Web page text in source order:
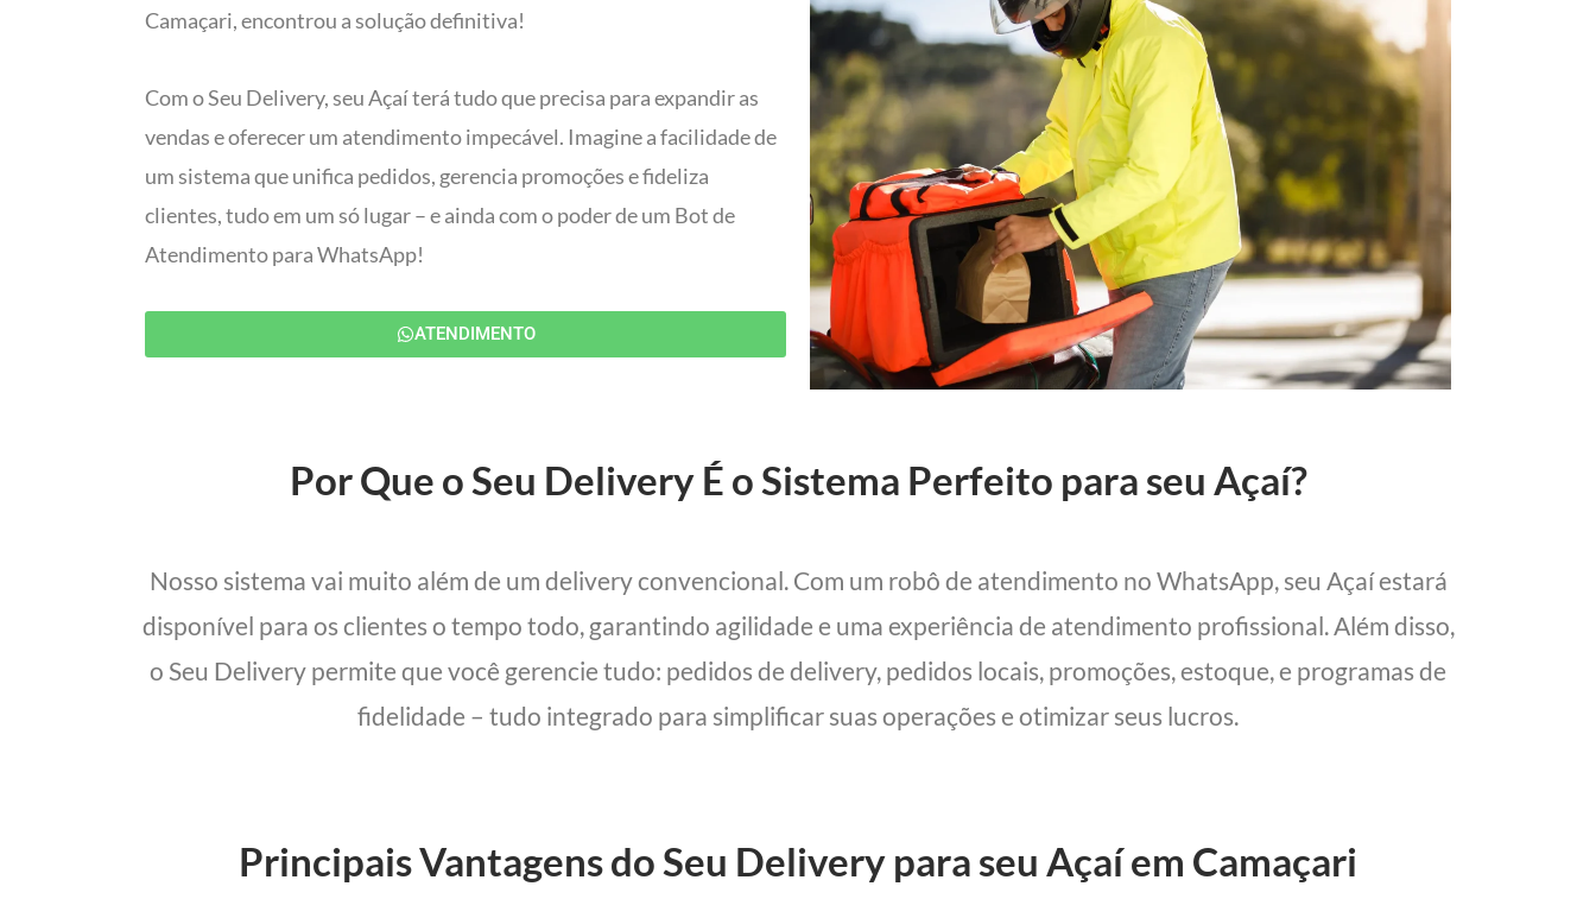
Camaçari, encontrou a solução definitiva!
Com o Seu Delivery, seu Açaí terá tudo que precisa para expandir as
vendas e oferecer um atendimento impecável. Imagine a facilidade de
um sistema que unifica pedidos, gerencia promoções e fideliza
clientes, tudo em um só lugar – e ainda com o poder de um Bot de
Atendimento para WhatsApp!
ATENDIMENTO
Por Que o Seu Delivery É o Sistema Perfeito para seu Açaí?
Nosso sistema vai muito além de um delivery convencional. Com um robô de atendimento no WhatsApp, seu Açaí estará
disponível para os clientes o tempo todo, garantindo agilidade e uma experiência de atendimento profissional. Além disso,
o Seu Delivery permite que você gerencie tudo: pedidos de delivery, pedidos locais, promoções, estoque, e programas de
fidelidade – tudo integrado para simplificar suas operações e otimizar seus lucros.
Principais Vantagens do Seu Delivery para seu Açaí em Camaçari